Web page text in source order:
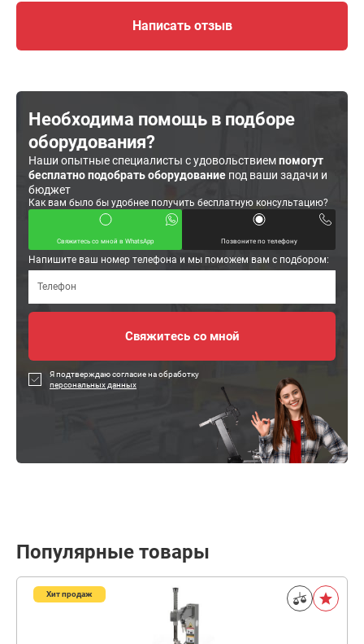
Написать отзыв
Необходима помощь в подборе
оборудования?
Наши опытные специалисты с удовольствиемпомогут
бесплатно подобрать оборудование под ваши задачи и
бюджет
Как вам было бы удобнее получить бесплатную консультацию?
Свяжитесь со мной в WhatsApp Позвоните по телефону
Напишите ваш номер телефона и мы поможем вам с подбором:
Я подтверждаю согласие на обработку
персональных данных
Популярные товары
Хит продаж